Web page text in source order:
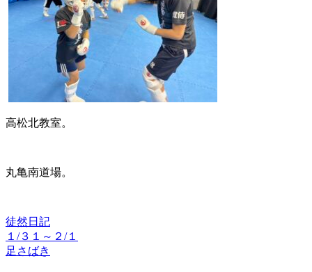
高松北教室。
丸亀南道場。
徒然日記
投
稿
１/３１～２/１
足さばき